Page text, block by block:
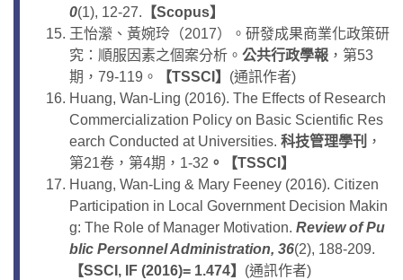
0(1), 12-27. 【Scopus】
王怡瀠、黃婉玲（2017）。研發成果商業化政策研
究：順服因素之個案分析。 公共行政學報 ，第53
期，79-119。
【TSSCI 】 (通訊作者)
Huang, Wan-Ling (2016). The Effects of Research
Commercialization Policy on Basic Scientific Res
earch Conducted at Universities. 科技管理學刊 ，
第21卷，第4期，1-32 。 【TSSCI 】
Huang, Wan-Ling & Mary Feeney (2016). Citizen
Participation in Local Government Decision Makin
g: The Role of Manager Motivation. Review of Pu
blic Personnel Administration, 36(2), 188-209.
【SSCI , IF (2016)= 1.474】 (通訊作者)